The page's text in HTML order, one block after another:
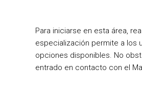
Para iniciarse en esta área,
especialización permite a los
opciones disponibles. No
entrado en contacto con el